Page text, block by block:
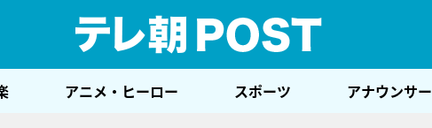
アニメ・ヒーロー スポーツ アナウンサー